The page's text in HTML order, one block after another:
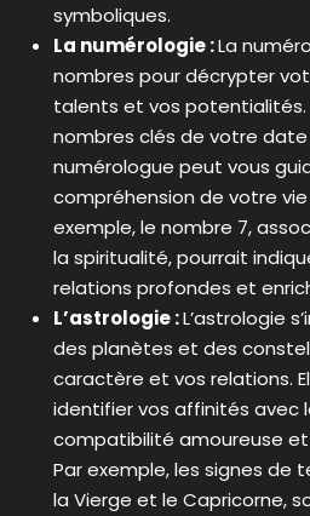
symboliques.
La numérologie :La
nombres pour décrypter
talents et vos potentialités.
nombres clés de votre date
numérologue peut vous
compréhension de votre
exemple, le nombre 7,
la spiritualité, pourrait
relations profondes et
L’astrologie :L’astrologie
des planètes et des
caractère et vos relations.
identifier vos affinités avec
compatibilité amoureuse
Par exemple, les signes de
la Vierge et le Capricorne,